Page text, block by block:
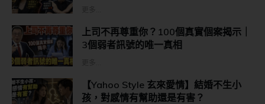
上司不再尊重你？100個真實個案揭示｜
3個弱者訊號的唯一真相
【Yahoo Style 玄來愛情】結婚不生小
孩，對感情有幫助還是有害？